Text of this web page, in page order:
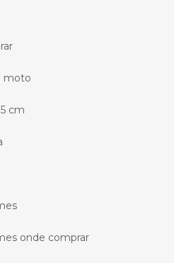
moto
cm
onde comprar